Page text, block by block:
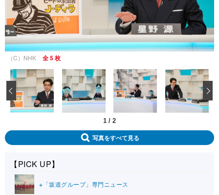
（C）NHK 全 5 枚
1 / 2
‹
写真をすべて見る
【PICK UP】
※「坂道グループ」専門ニュース